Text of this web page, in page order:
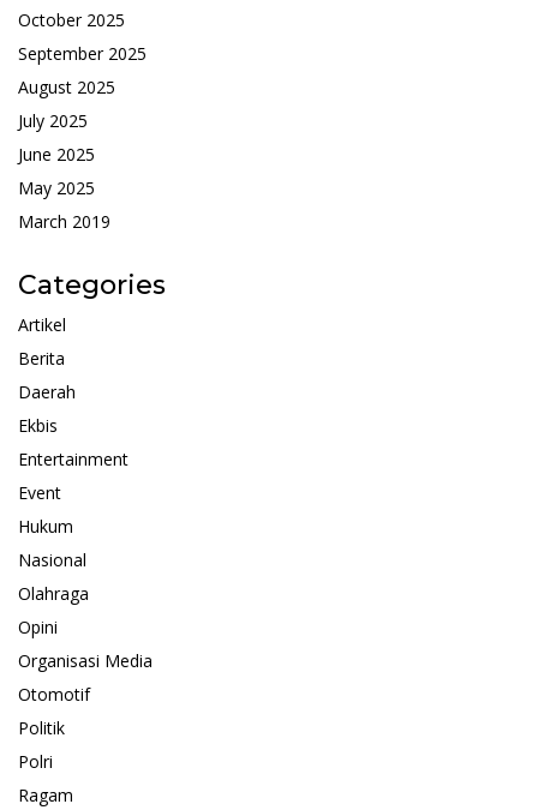
October 2025
September 2025
August 2025
July 2025
June 2025
May 2025
March 2019
Categories
Artikel
Berita
Daerah
Ekbis
Entertainment
Event
Hukum
Nasional
Olahraga
Opini
Organisasi Media
Otomotif
Politik
Polri
Ragam